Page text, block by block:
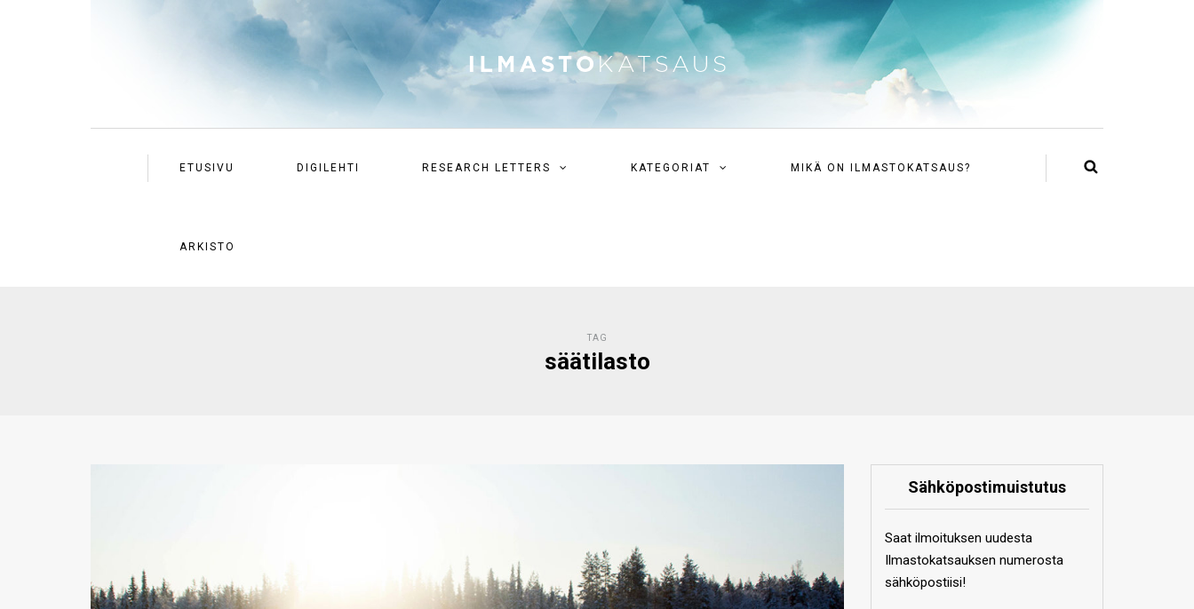
ETUSIVU DIGILEHTI RESEARCH LETTERS KATEGORIAT MIKÄ ON ILMASTOKATSAUS?
ARKISTO
TAG
säätilasto
Sähköpostimuistutus
Saat ilmoituksen uudesta
Ilmastokatsauksen numerosta
sähköpostiisi!